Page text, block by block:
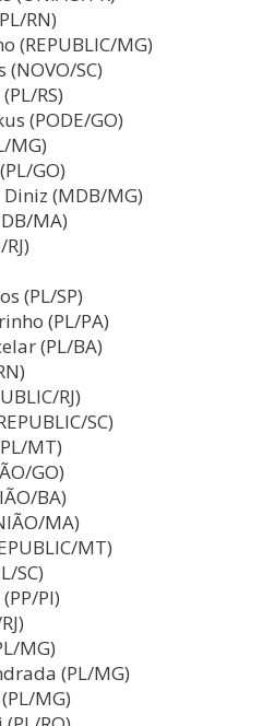
RN)
(REPUBLIC/MG)
SC)
RS)
(PODE/GO)
MG)
GO)
(MDB/MG)
MA)
(PL/SP)
(PL/PA)
(PL/BA)
RJ)
SC)
MT)
GO)
BA)
MA)
MT)
SC)
PI)
MG)
(PL/MG)
MG)